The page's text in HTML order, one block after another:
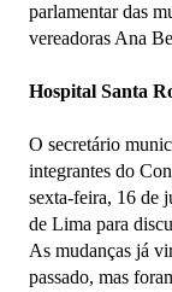
parlamentar das
vereadoras Ana
Hospital Santa
O secretário
integrantes do
sexta-feira, 16 de
de Lima para
As mudanças já
passado, mas